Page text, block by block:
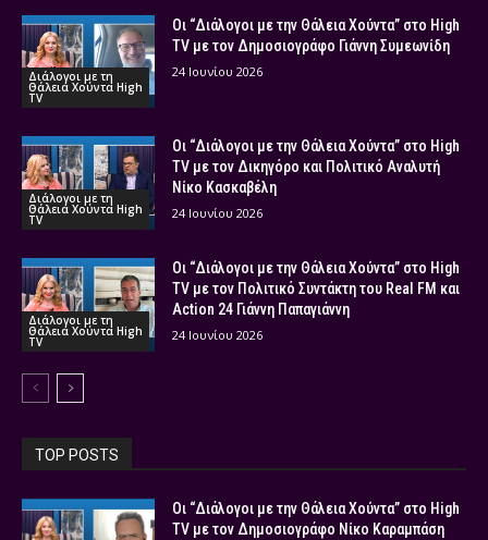
Διάλογοι με τη
Θάλεια Χούντα High
TV
Οι “Διάλογοι με την Θάλεια Χούντα” στο High
TV με τον Δημοσιογράφο Γιάννη Συμεωνίδη
24 Ιουνίου 2026
Διάλογοι με τη
Θάλεια Χούντα High
TV
Οι “Διάλογοι με την Θάλεια Χούντα” στο High
TV με τον Δικηγόρο και Πολιτικό Αναλυτή
Νίκο Κασκαβέλη
24 Ιουνίου 2026
Διάλογοι με τη
Θάλεια Χούντα High
TV
Οι “Διάλογοι με την Θάλεια Χούντα” στο High
TV με τον Πολιτικό Συντάκτη του Real FM και
Action 24 Γιάννη Παπαγιάννη
24 Ιουνίου 2026
TOP POSTS
Οι “Διάλογοι με την Θάλεια Χούντα” στο High
TV με τον Δημοσιογράφο Νίκο Καραμπάση